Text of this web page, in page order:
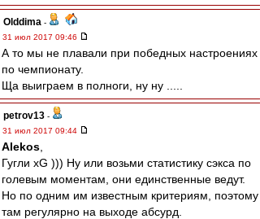
Olddima -
31 июл 2017 09:46
А то мы не плавали при победных настроениях
по чемпионату.
Ща выиграем в полноги, ну ну .....
petrov13 -
31 июл 2017 09:44
Alekos
Гугли xG ))) Ну или возьми статистику сэкса по
голевым моментам, они единственные ведут.
Но по одним им известным критериям, поэтому
там регулярно на выходе абсурд.